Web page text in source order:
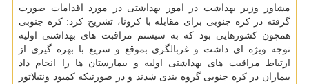
مشاور وزیر بهداشت در امور بهداشتی در مورد اقدامات صورت
گرفته در كره جنوبی برای مقابله با كرونا، تشریح كرد: كره جنوبی
همچون كشورهایی بود كه به سیستم مراقبت های بهداشتی اولیه
توجه ویژه ای داشت و غربالگری بموقع و سریع با بهره گیری از
ارتباط مراقبت های بهداشتی اولیه و بیمارستان ها را انجام داد
بیماران در كره جنوبی گروه بندی شدند و در صورتیكه كمبود ونتیلاتور